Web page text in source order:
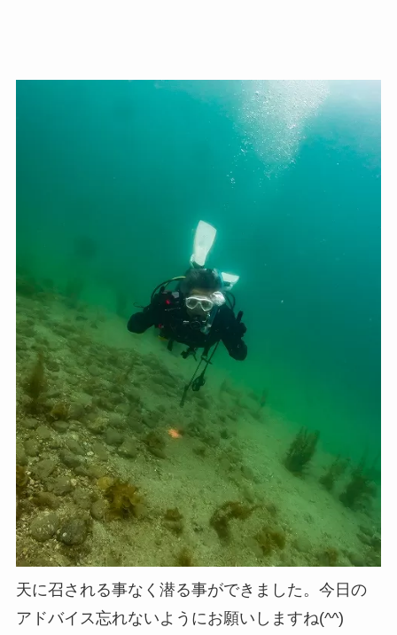
天に召される事なく潜る事ができました。今日の
アドバイス忘れないようにお願いしますね(^^)